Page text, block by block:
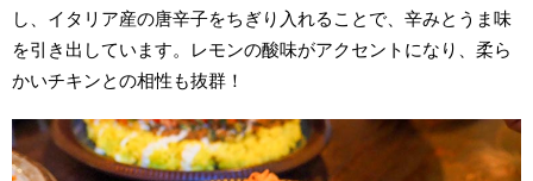
し、イタリア産の唐辛子をちぎり入れることで、辛みとうま味
を引き出しています。レモンの酸味がアクセントになり、柔ら
かいチキンとの相性も抜群！